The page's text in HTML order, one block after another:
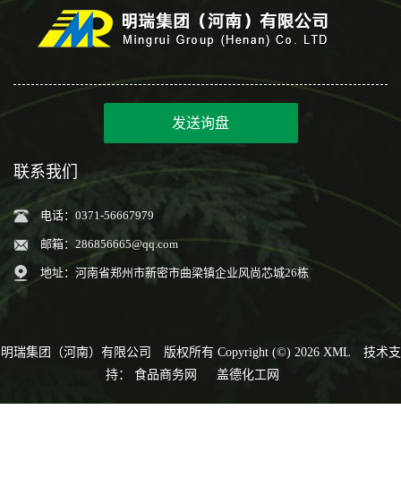
发送询盘
联系我们
电话：0371-56667979
邮箱： 286856665@qq.com
地址：河南省郑州市新密市曲梁镇企业风尚芯城26栋
明瑞集团（河南）有限公司 版权所有 Copyright (©) 2026 XML
技术支
持： 食品商务网 盖德化工网